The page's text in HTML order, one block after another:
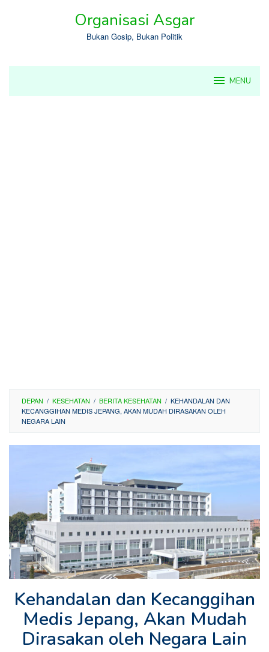
Organisasi Asgar
Bukan Gosip, Bukan Politik
MENU
DEPAN / KESEHATAN / BERITA KESEHATAN / KEHANDALAN DAN
KECANGGIHAN MEDIS JEPANG, AKAN MUDAH DIRASAKAN OLEH
NEGARA LAIN
Kehandalan dan Kecanggihan
Medis Jepang, Akan Mudah
Dirasakan oleh Negara Lain